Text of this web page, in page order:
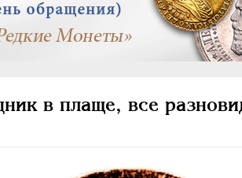
в плаще, все